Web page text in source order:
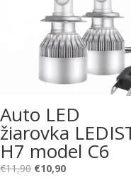
Auto LED
žiarovka
H7 model C6
€11,90 Pôvodná
€10,90Aktuálna